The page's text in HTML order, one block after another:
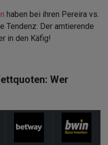
haben bei ihren Pereira vs.
Tendenz: Der amtierende
in den Käfig!
Wer